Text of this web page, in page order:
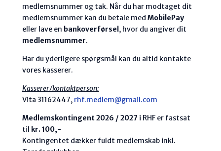
medlemsnummer og tak. Når du har modtaget dit
medlemsnummer kan du betale med MobilePay
eller lave en bankoverførsel , hvor du angiver dit
medlemsnummer.
Har du yderligere spørgsmål kan du altid kontakte
vores kasserer.
Kasserer/kontaktperson:
Vita 31162447, rhf.medlem@gmail.com
Medlemskontingent 2026 / 2027i RHF er fastsat
til kr. 100,-
Kontingentet dækker fuldt medlemskab inkl.